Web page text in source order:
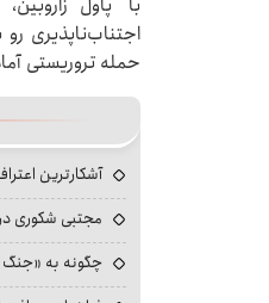
اجتناب‌ناپذیری
حمله تروریستی
آشکارترین
مجتبی شکوری
چگونه به «جنگ